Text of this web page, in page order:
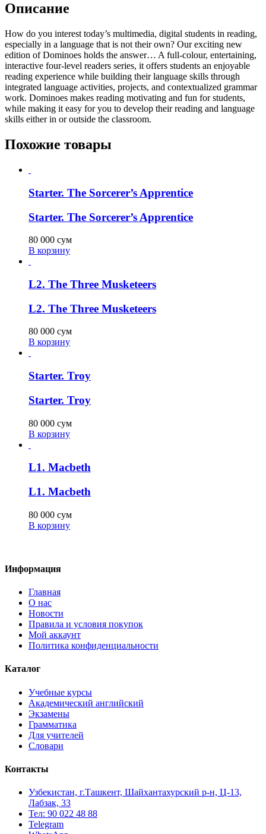
Описание
How do you interest today’s multimedia, digital students in reading,
especially in a language that is not their own? Our exciting new
edition of Dominoes holds the answer… A full-colour, entertaining,
interactive four-level readers series, it offers students an enjoyable
reading experience while building their language skills through
integrated language activities, projects, and contextualized grammar
work. Dominoes makes reading motivating and fun for students,
while making it easy for you to develop their reading and language
skills either in or outside the classroom.
Похожие товары
Starter. The Sorcerer’s Apprentice
Starter. The Sorcerer’s Apprentice
80 000 сум
В корзину
L2. The Three Musketeers
L2. The Three Musketeers
80 000 сум
В корзину
Starter. Troy
Starter. Troy
80 000 сум
В корзину
L1. Macbeth
L1. Macbeth
80 000 сум
В корзину
Информация
Главная
О нас
Новости
Правила и условия покупок
Мой аккаунт
Политика конфиденциальности
Каталог
Учебные курсы
Академический английский
Экзамены
Грамматика
Для учителей
Словари
Контакты
Узбекистан, г.Ташкент, Шайхантахурский р-н, Ц-13,
Лабзак, 33
Тел: 90 022 48 88
Telegram